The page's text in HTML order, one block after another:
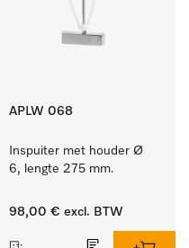
APLW 068
Inspuiter met houder Ø
6, lengte 275 mm.
98,00 € excl. BTW